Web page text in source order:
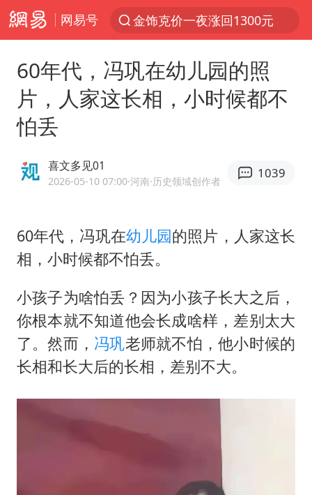
网易号
解锁各地夏日限定体验
富婆带资进组给自己硬加60多场吻戏
白海豚将正面袭击贯穿浙江
酒店回应车内过夜被收150元
牛津大学一纸声明甩不了锅
网传《披荆斩棘2026》名单
女主硬加吻戏短剧已下架
60年代，冯巩在幼儿园的照
片，人家这长相，小时候都不
怕丢
喜文多见01
2026-05-10 07:00·河南·历史领域创作者
1039
60年代，冯巩在幼儿园的照片，人家这长
相，小时候都不怕丢。
小孩子为啥怕丢？因为小孩子长大之后，
你根本就不知道他会长成啥样，差别太大
了。然而， 冯巩老师就不怕，他小时候的
长相和长大后的长相，差别不大。